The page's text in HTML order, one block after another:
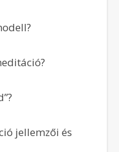
jellemzői és